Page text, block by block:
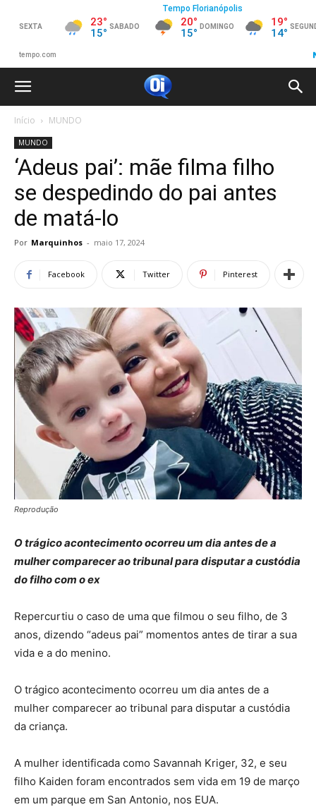
Início MUNDO
MUNDO
‘Adeus pai’: mãe filma filho
se despedindo do pai antes
de matá-lo
Por Marquinhos - maio 17, 2024
Facebook Twitter Pinterest
Reprodução
O trágico acontecimento ocorreu um dia antes de a
mulher comparecer ao tribunal para disputar a custódia
do filho com o ex
Repercurtiu o caso de uma que filmou o seu filho, de 3
anos, dizendo “adeus pai” momentos antes de tirar a sua
vida e a do menino.
O trágico acontecimento ocorreu um dia antes de a
mulher comparecer ao tribunal para disputar a custódia
da criança.
A mulher identificada como Savannah Kriger, 32, e seu
filho Kaiden foram encontrados sem vida em 19 de março
em um parque em San Antonio, nos EUA.